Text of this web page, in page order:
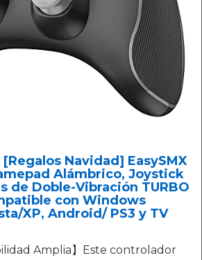
Navidad] EasySMX
Alámbrico, Joystick
de Doble-Vibración TURBO
con Windows
XP, Android/ PS3 y TV
Amplia】Este controlador